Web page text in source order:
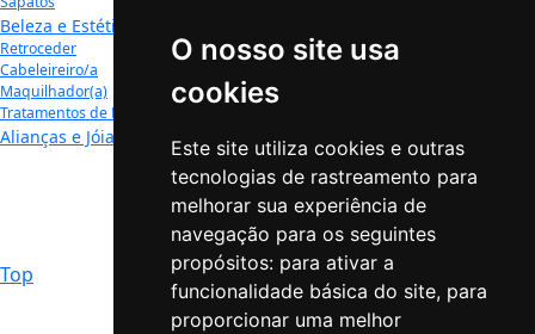
O nosso site usa
cookies
Este site utiliza cookies e outras
tecnologias de rastreamento para
melhorar sua experiência de
navegação para os seguintes
propósitos: para ativar a
funcionalidade básica do site, para
proporcionar uma melhor
Beleza e Estética
Retroceder
Cabeleireiro/a
Maquilhador(a)
Tratamentos de Beleza
Alianças e Jóias
Convites de Casamento
Presentes
Listas de Casamento
Lembranças de Casamento
Bolos e Acessórios
Retroceder
Bolos e Doces
Bonecos Topo de Bolo
Top